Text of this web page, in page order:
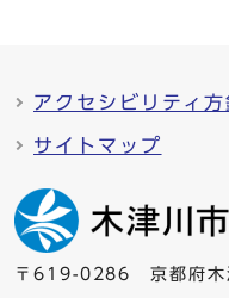
アクセシビリティ方
サイトマップ
〒619-0286 京都府木